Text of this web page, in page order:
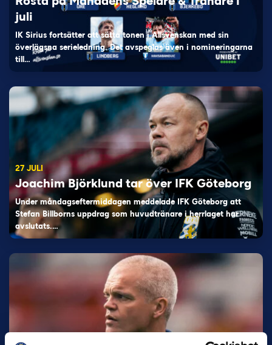
juli
IK Sirius fortsätter att sätta tonen i Allsvenskan med sin
överlägsna serieledning. Det avspeglas även i nomineringarna
till…
27 JULI
Joachim Björklund tar över IFK Göteborg
Under måndagseftermiddagen meddelade IFK Göteborg att
Stefan Billborns uppdrag som huvudtränare i herrlaget har
avslutats.…